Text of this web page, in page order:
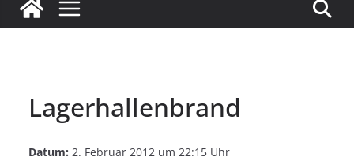
Lagerhallenbrand
Datum: 2. Februar 2012 um 22:15 Uhr